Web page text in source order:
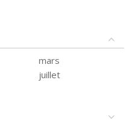
mars
juillet